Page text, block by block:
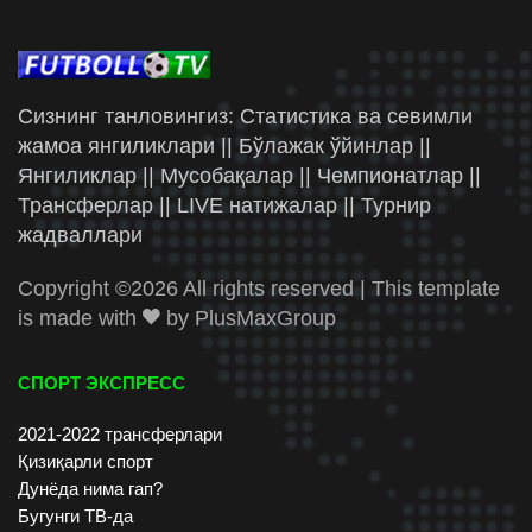
Сизнинг танловингиз: Статистика ва севимли
жамоа янгиликлари || Бўлажак ўйинлар ||
Янгиликлар || Мусобақалар || Чемпионатлар ||
Трансферлар || LIVE натижалар || Турнир
жадваллари
Copyright ©2026 All rights reserved | This template
is made with
by PlusMaxGroup
СПОРТ ЭКСПРЕСС
2021-2022 трансферлари
Қизиқарли спорт
Дунёда нима гап?
Бугунги ТВ-да